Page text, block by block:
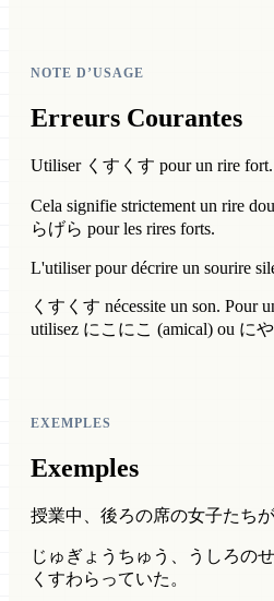
NOTE D’USAGE
Erreurs Courantes
Utiliser くすくす pour un rire fort.
Cela signifie strictement un rire
らげら pour les rires forts.
L'utiliser pour décrire un sourire
くすくす nécessite un son. Pour
utilisez にこにこ (amical) ou に
EXEMPLES
Exemples
授業中、後ろの席の女子たちが
じゅぎょうちゅう、うしろの
くすわらっていた。